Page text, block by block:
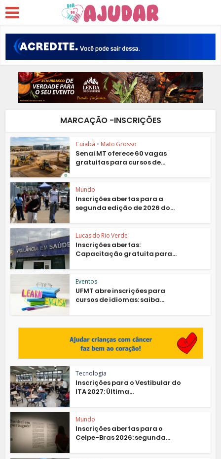
MARCAÇÃO -INSCRIÇÕES
Cuiabá • Mato Grosso
Senai MT oferece 60 vagas
gratuitas para cursos de...
Mundo
Inscrições abertas para a
segunda edição de 2026 do...
Lucas do Rio Verde
Inscrições abertas:
Capacitação gratuita para...
Eventos
UFMT abre inscrições para
cursos de idiomas: saiba...
Tecnologia
Inscrições para o Vestibular do
ITA 2027: Última...
Mundo
Inscrições abertas para o
Celpe-Bras 2026: segunda...